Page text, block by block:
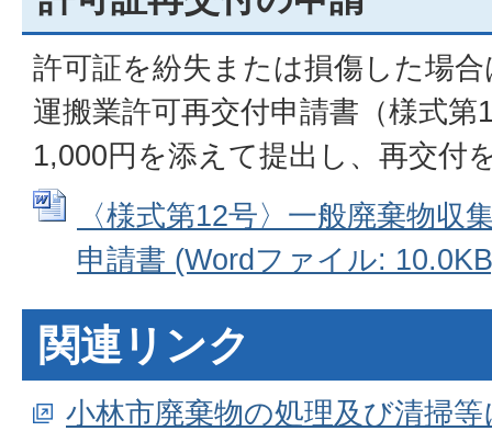
許可証を紛失または損傷した場
運搬業許可再交付申請書（様式第
1,000円を添えて提出し、再交付
〈様式第12号〉一般廃棄物収
申請書 (Wordファイル:
関連リンク
小林市廃棄物の処理及び清掃